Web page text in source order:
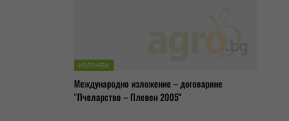
ИЗЛОЖБИ
Международно изложение – договаряне
"Пчеларство – Плевен 2005"